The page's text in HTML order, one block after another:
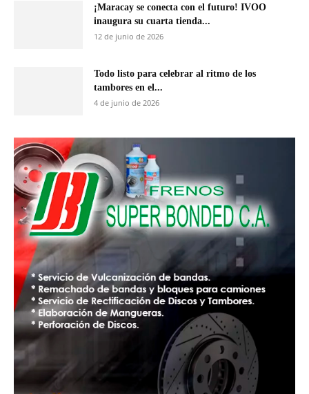
¡Maracay se conecta con el futuro! IVOO
inaugura su cuarta tienda...
12 de junio de 2026
Todo listo para celebrar al ritmo de los
tambores en el...
4 de junio de 2026